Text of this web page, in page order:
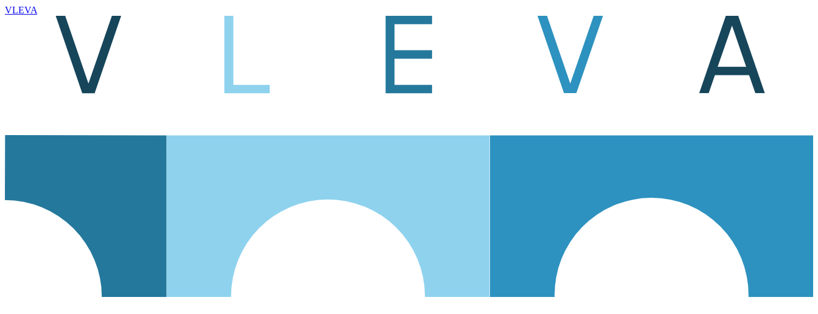
VLEVA